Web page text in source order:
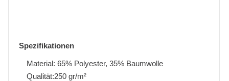
Spezifikationen
Material: 65% Polyester, 35% Baumwolle
Qualität:250 gr/m²